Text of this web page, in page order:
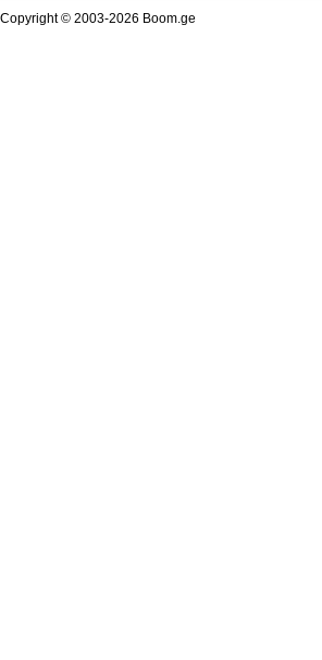
Copyright © 2003-2026 Boom.ge